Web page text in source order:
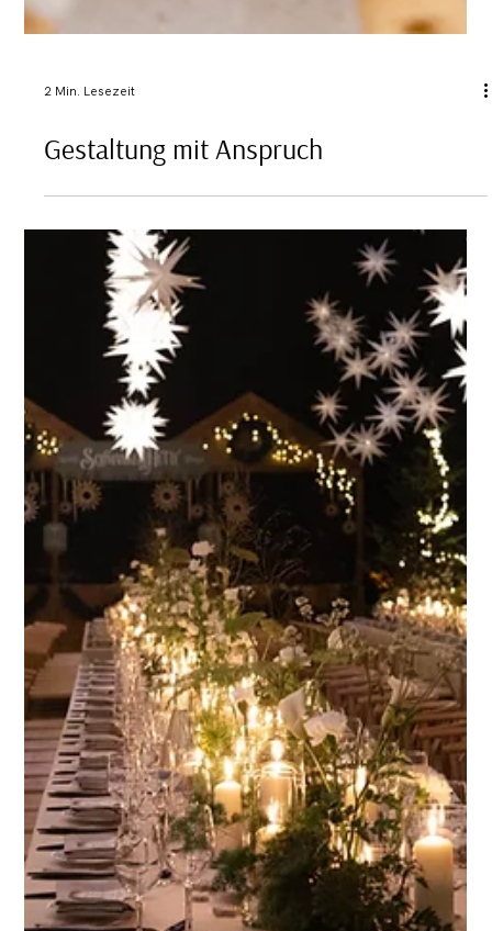
2 Min. Lesezeit
Gestaltung mit Anspruch